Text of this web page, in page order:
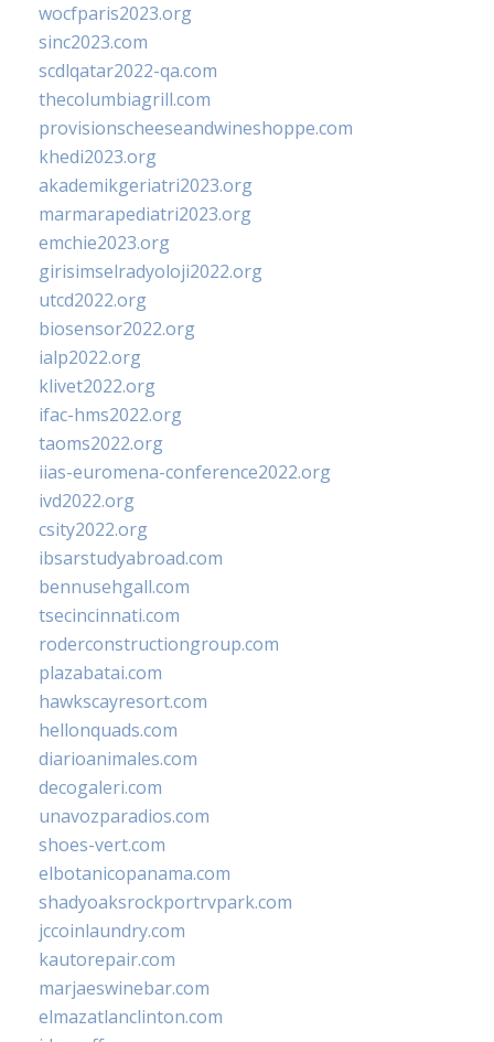
wocfparis2023.org
sinc2023.com
scdlqatar2022-qa.com
thecolumbiagrill.com
provisionscheeseandwineshoppe.com
khedi2023.org
akademikgeriatri2023.org
marmarapediatri2023.org
emchie2023.org
girisimselradyoloji2022.org
utcd2022.org
biosensor2022.org
ialp2022.org
klivet2022.org
ifac-hms2022.org
taoms2022.org
iias-euromena-conference2022.org
ivd2022.org
csity2022.org
ibsarstudyabroad.com
bennusehgall.com
tsecincinnati.com
roderconstructiongroup.com
plazabatai.com
hawkscayresort.com
hellonquads.com
diarioanimales.com
decogaleri.com
unavozparadios.com
shoes-vert.com
elbotanicopanama.com
shadyoaksrockportrvpark.com
jccoinlaundry.com
kautorepair.com
marjaeswinebar.com
elmazatlanclinton.com